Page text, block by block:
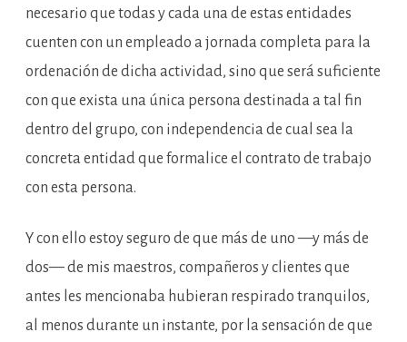
necesario que todas y cada una de estas entidades
cuenten con un empleado a jornada completa para la
ordenación de dicha actividad, sino que será suficiente
con que exista una única persona destinada a tal fin
dentro del grupo, con independencia de cual sea la
concreta entidad que formalice el contrato de trabajo
con esta persona.
Y con ello estoy seguro de que más de uno —y más de
dos— de mis maestros, compañeros y clientes que
antes les mencionaba hubieran respirado tranquilos,
al menos durante un instante, por la sensación de que